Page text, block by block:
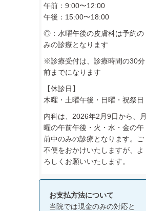
午前：9:00〜12:00
午後：15:00〜18:00
◎：水曜午後の皮膚科は予約の
みの診療となります
※診療受付は、診療時間の30分
前までになります
【休診日】
木曜・土曜午後・日曜・祝祭日
内科は、2026年2月9日から、月
曜の午前午後・火・水・金の午
前中のみの診療となります。ご
不便をおかけいたしますが、よ
ろしくお願いいたします。
お支払方法について
当院では現金のみの対応と